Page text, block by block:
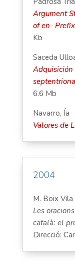
Argument
of en-
Kb
Saceda
Adquisición
6.6 Mb
Navarro, Ía
Valores de
2004
M. Boix Vila
Les
català: el
Direcció: